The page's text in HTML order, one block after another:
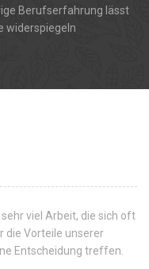
Berufserfahrung lässt
widerspiegeln
viel Arbeit, die sich oft
die Vorteile unserer
Entscheidung treffen.